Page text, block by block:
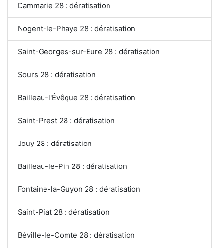
Dammarie 28 : dératisation
Nogent-le-Phaye 28 : dératisation
Saint-Georges-sur-Eure 28 : dératisation
Sours 28 : dératisation
Bailleau-l'Évêque 28 : dératisation
Saint-Prest 28 : dératisation
Jouy 28 : dératisation
Bailleau-le-Pin 28 : dératisation
Fontaine-la-Guyon 28 : dératisation
Saint-Piat 28 : dératisation
Béville-le-Comte 28 : dératisation